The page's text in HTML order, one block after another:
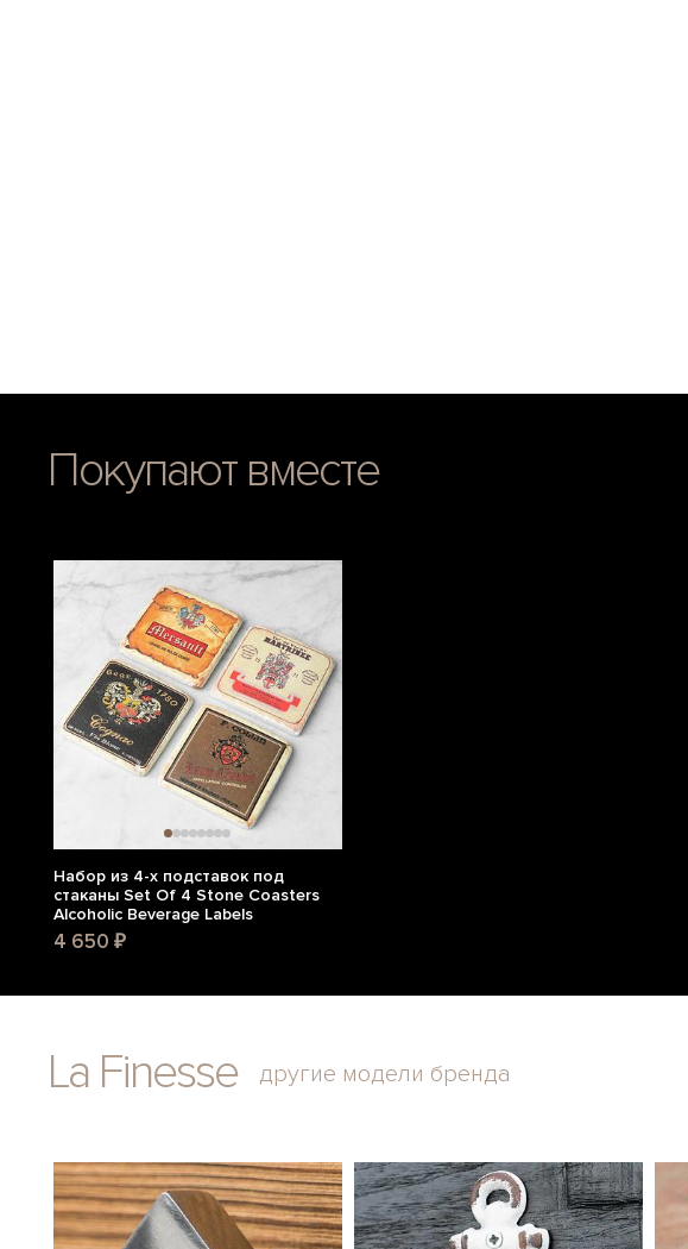
Покупают вместе
Набор из 4-х подставок под
стаканы Set Of 4 Stone Coasters
Alcoholic Beverage Labels
4 650 ₽
La Finesse другие модели бренда